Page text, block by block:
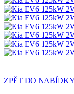
ZPĚT DO NABÍDKY